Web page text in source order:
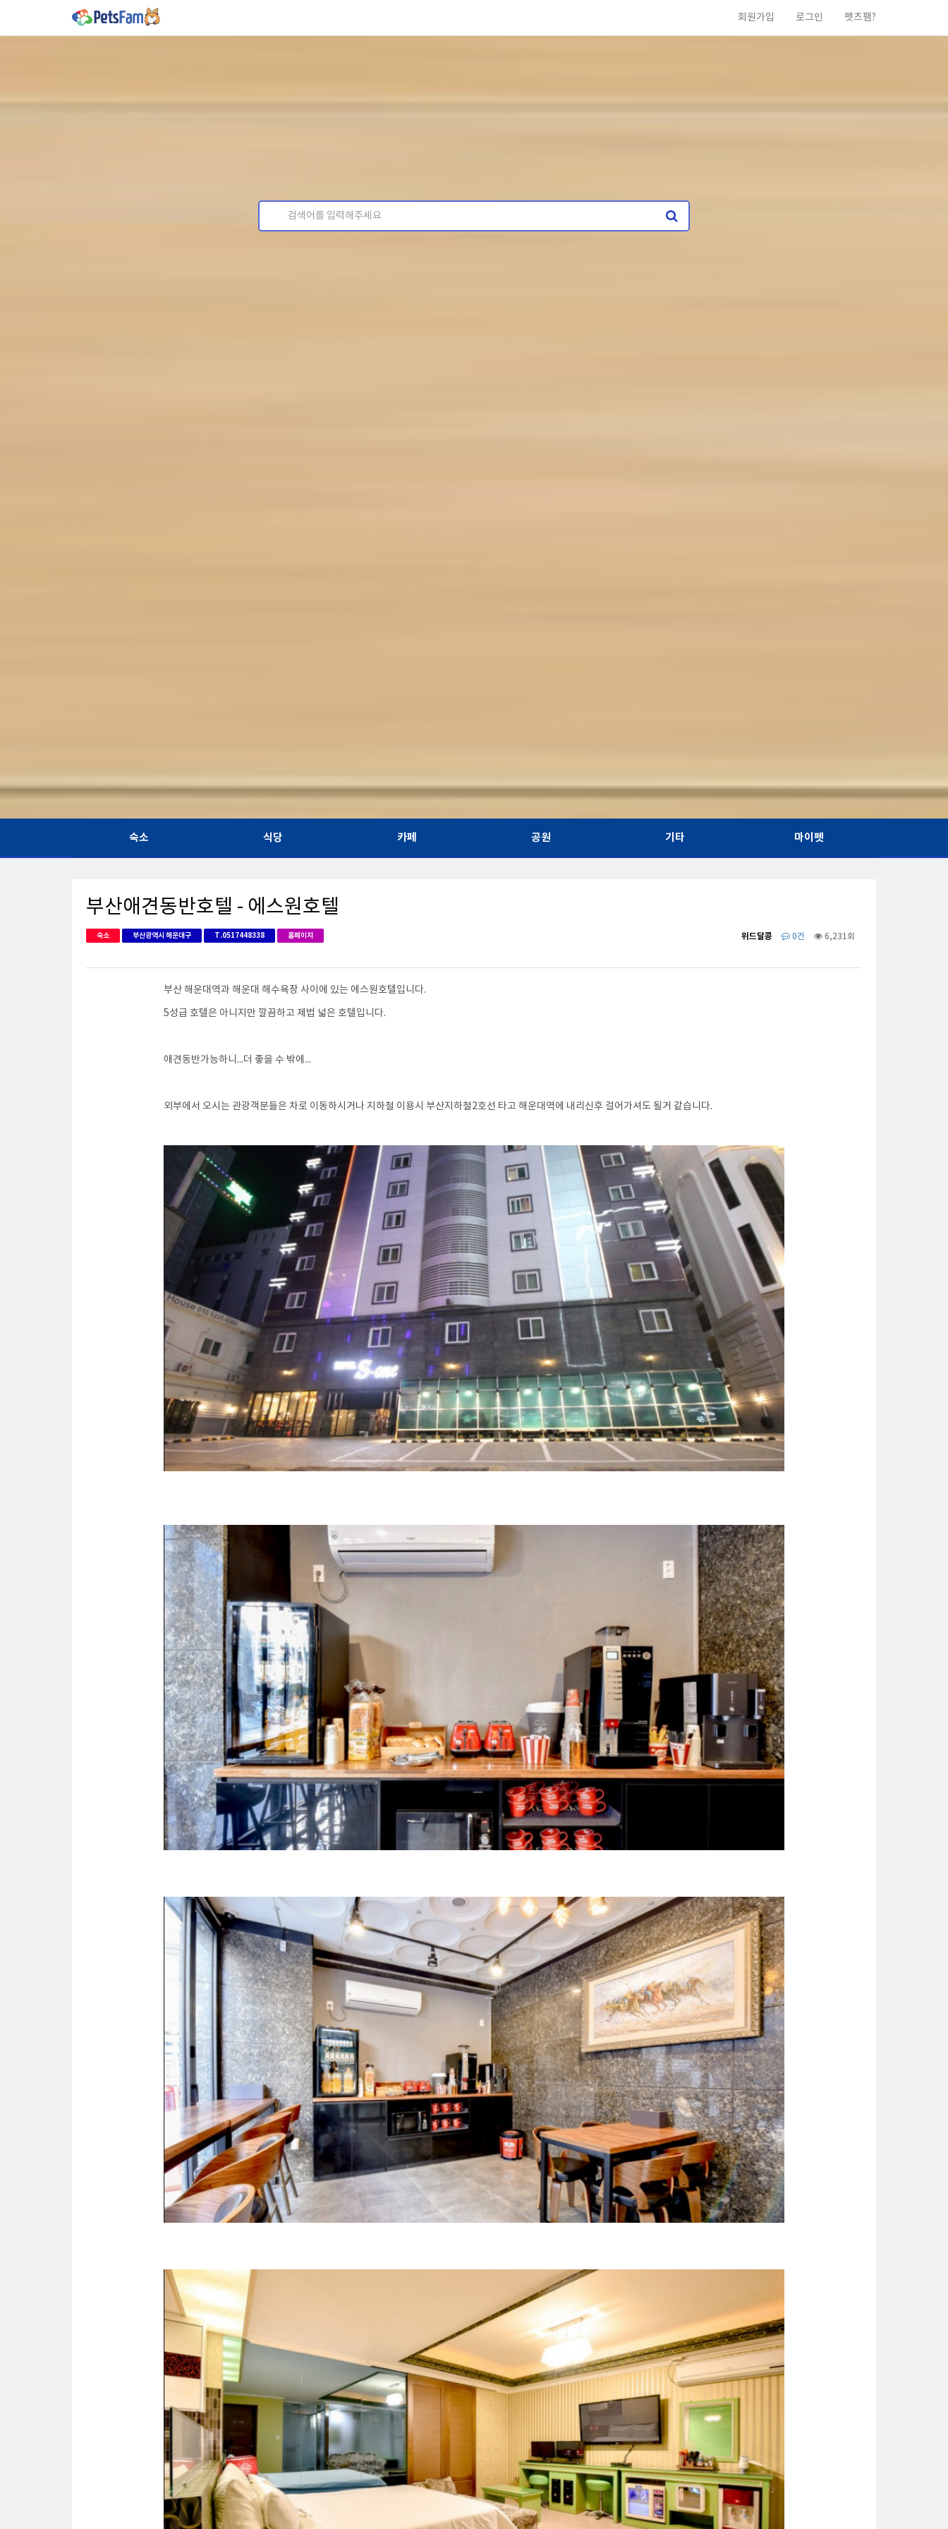
회원가입 로그인 펫츠팸?
숙소 식당 카페 공원 기타 마이펫
부산애견동반호텔 - 에스원호텔
숙소 부산광역시 해운대구 T.0517448338 홈페이지 위드달콩 0건 6,231회
부산 해운대역과 해운대 해수욕장 사이에 있는 에스원호텔입니다.
5성급 호텔은 아니지만 깔끔하고 제법 넓은 호텔입니다.
애견동반가능하니...더 좋을 수 밖에...
외부에서 오시는 관광객분들은 차로 이동하시거나 지하철 이용시 부산지하철2호선 타고 해운대역에 내리신후 걸어가셔도 될거 같습니다.